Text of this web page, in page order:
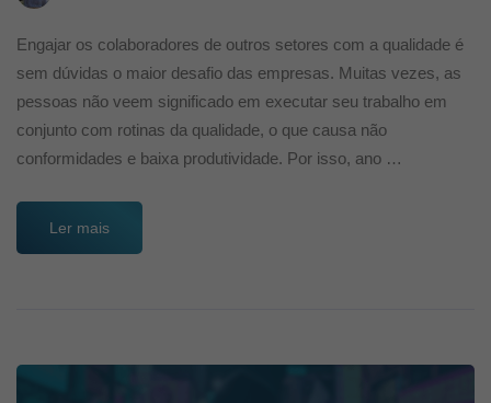
Engajar os colaboradores de outros setores com a qualidade é
sem dúvidas o maior desafio das empresas. Muitas vezes, as
pessoas não veem significado em executar seu trabalho em
conjunto com rotinas da qualidade, o que causa não
conformidades e baixa produtividade. Por isso, ano …
Ler mais